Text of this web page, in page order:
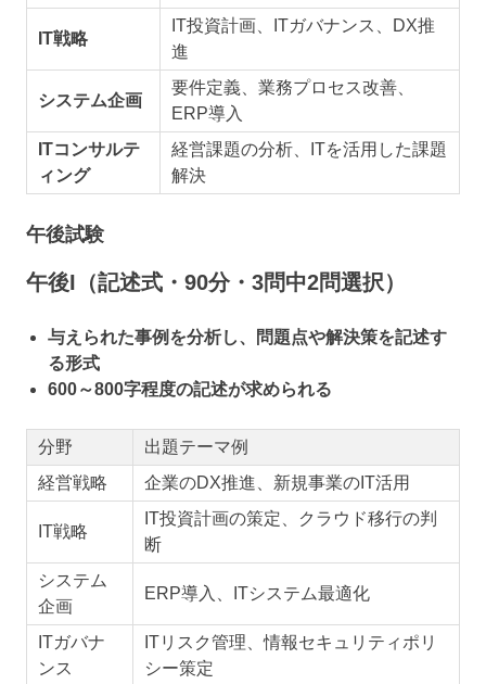
IT戦略
IT投資計画、ITガバナンス、DX推
進
システム企画
要件定義、業務プロセス改善、
ERP導入
ITコンサルテ
ィング
経営課題の分析、ITを活用した課題
解決
午後試験
午後I（記述式・90分・3問中2問選択）
与えられた事例を分析し、問題点や解決策を記述す
る形式
600～800字程度の記述が求められる
分野
出題テーマ例
経営戦略
企業のDX推進、新規事業のIT活用
IT戦略
IT投資計画の策定、クラウド移行の判
断
システム
企画
ERP導入、ITシステム最適化
ITガバナ
ンス
ITリスク管理、情報セキュリティポリ
シー策定